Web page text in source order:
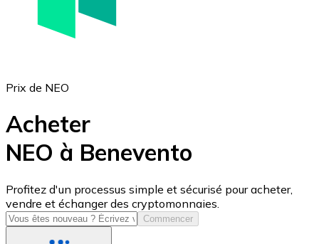
USD Coin
USDC
Prix de NEO
Acheter
NEO à Benevento
Profitez d'un processus simple et sécurisé pour acheter,
vendre et échanger des cryptomonnaies.
Commencer